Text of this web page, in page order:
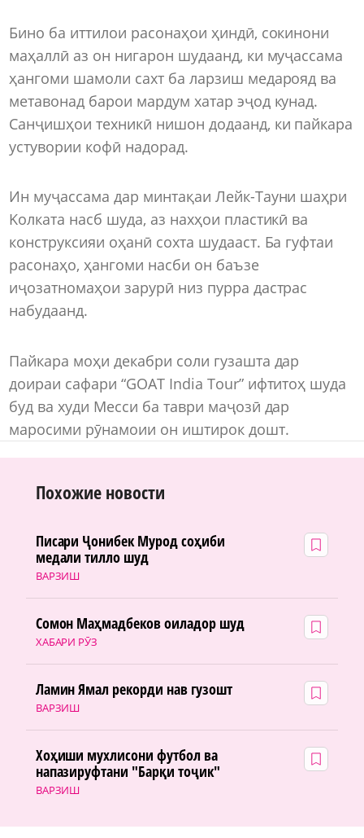
Бино ба иттилои расонаҳои ҳиндӣ, сокинони
маҳаллӣ аз он нигарон шудаанд, ки муҷассама
ҳангоми шамоли сахт ба ларзиш медарояд ва
метавонад барои мардум хатар эҷод кунад.
Санҷишҳои техникӣ нишон додаанд, ки пайкара
устувории кофӣ надорад.
Ин муҷассама дар минтақаи Лейк-Тауни шаҳри
Kолката насб шуда, аз нахҳои пластикӣ ва
конструксияи оҳанӣ сохта шудааст. Ба гуфтаи
расонаҳо, ҳангоми насби он баъзе
иҷозатномаҳои зарурӣ низ пурра дастрас
набудаанд.
Пайкара моҳи декабри соли гузашта дар
доираи сафари “GOAT India Tour” ифтитоҳ шуда
буд ва худи Месси ба таври маҷозӣ дар
маросими рӯнамоии он иштирок дошт.
Похожие новости
ВАРЗИШ
Писари Ҷонибек Мурод соҳиби
медали тилло шуд
ХАБАРИ РӮЗ
Сомон Маҳмадбеков оиладор шуд
ВАРЗИШ
Ламин Ямал рекорди нав гузошт
ВАРЗИШ
Хоҳиши мухлисони футбол ва
напазируфтани "Барқи тоҷик"